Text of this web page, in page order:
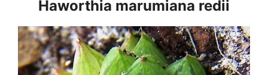
Haworthia marumiana redii